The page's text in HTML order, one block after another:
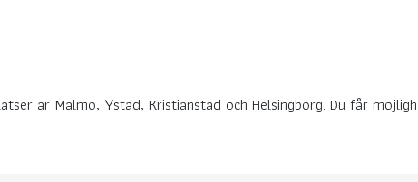
är Malmö, Ystad, Kristianstad och Helsingborg. Du får